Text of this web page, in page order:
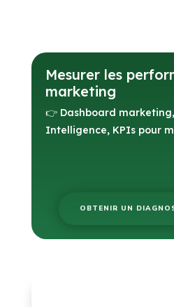
Mesurer les
marketing
👉 Dashboard
Intelligence, KPIs pour
OBTENIR UN